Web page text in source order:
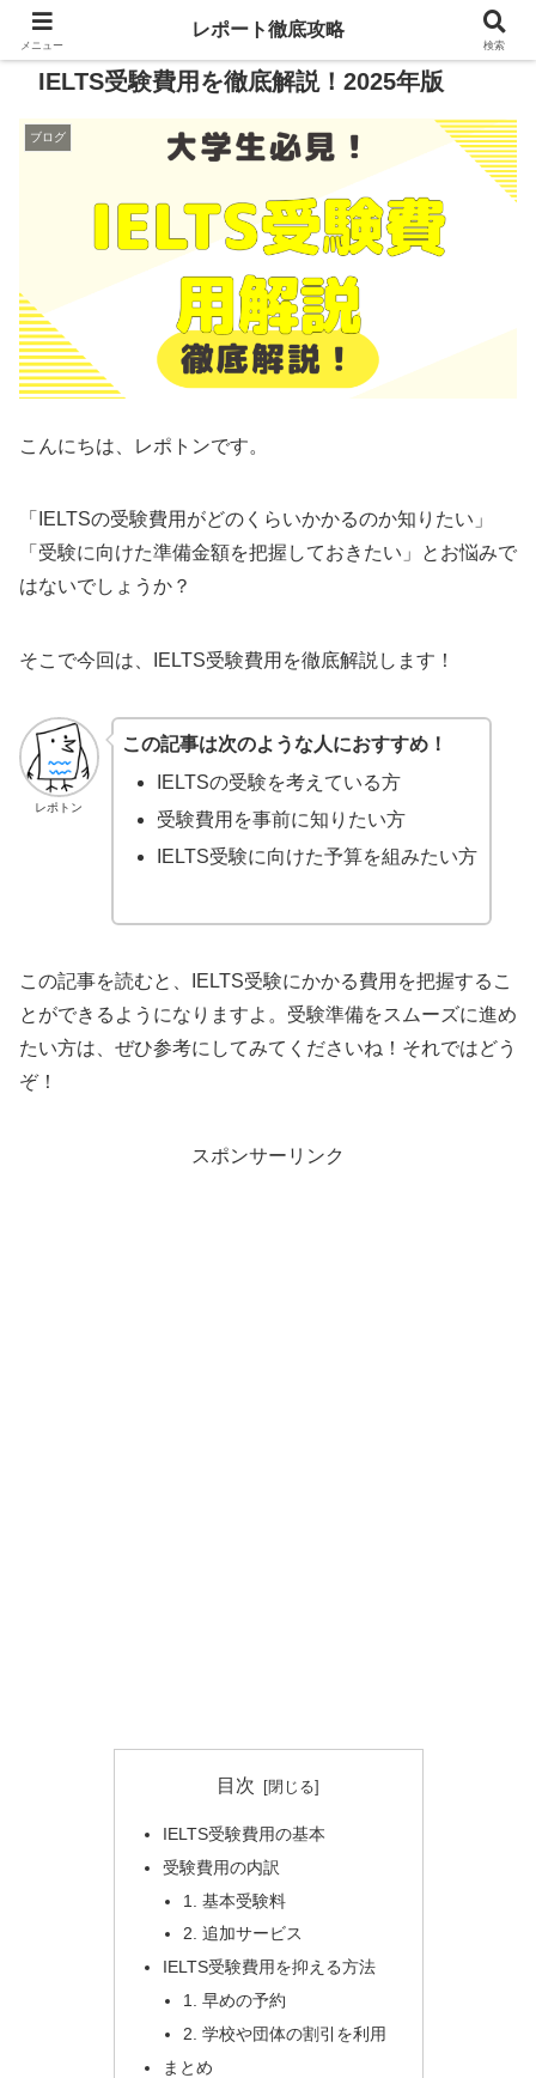
IELTS受験費用を徹底解説！2025年版
ブログ
こんにちは、レポトンです。
「IELTSの受験費用がどのくらいかかるのか知りたい」
「受験に向けた準備金額を把握しておきたい」とお悩みで
はないでしょうか？
そこで今回は、IELTS受験費用を徹底解説します！
レポトン
この記事は次のような人におすすめ！
IELTSの受験を考えている方
受験費用を事前に知りたい方
IELTS受験に向けた予算を組みたい方
この記事を読むと、IELTS受験にかかる費用を把握するこ
とができるようになりますよ。受験準備をスムーズに進め
たい方は、ぜひ参考にしてみてくださいね！それではどう
ぞ！
スポンサーリンク
目次
IELTS受験費用の基本
受験費用の内訳
1. 基本受験料
2. 追加サービス
IELTS受験費用を抑える方法
1. 早めの予約
2. 学校や団体の割引を利用
まとめ
メニュー
レポート徹底攻略
検索